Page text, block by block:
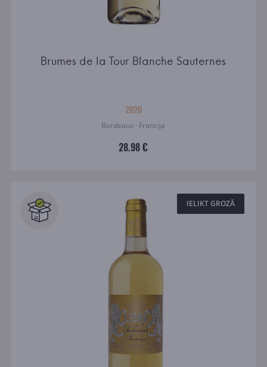
Brumes de la Tour Blanche Sauternes
2020
Bordeaux · Francija
28.98 €
IELIKT GROZĀ